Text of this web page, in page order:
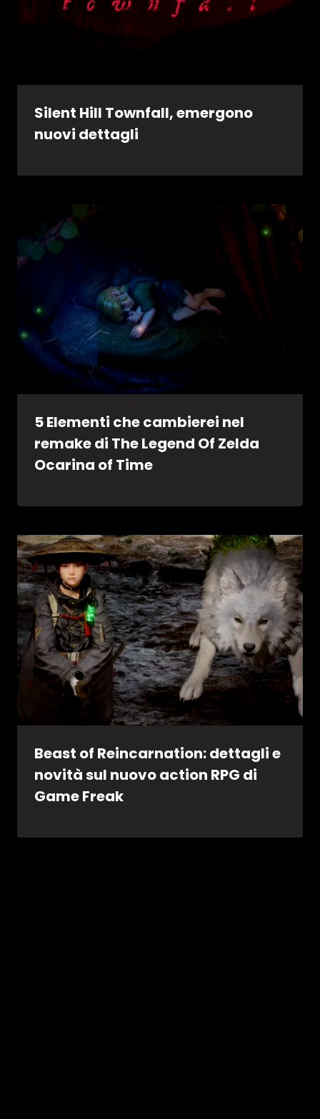
Silent Hill Townfall, emergono
nuovi dettagli
5 Elementi che cambierei nel
remake di The Legend Of Zelda
Ocarina of Time
Beast of Reincarnation: dettagli e
novità sul nuovo action RPG di
Game Freak